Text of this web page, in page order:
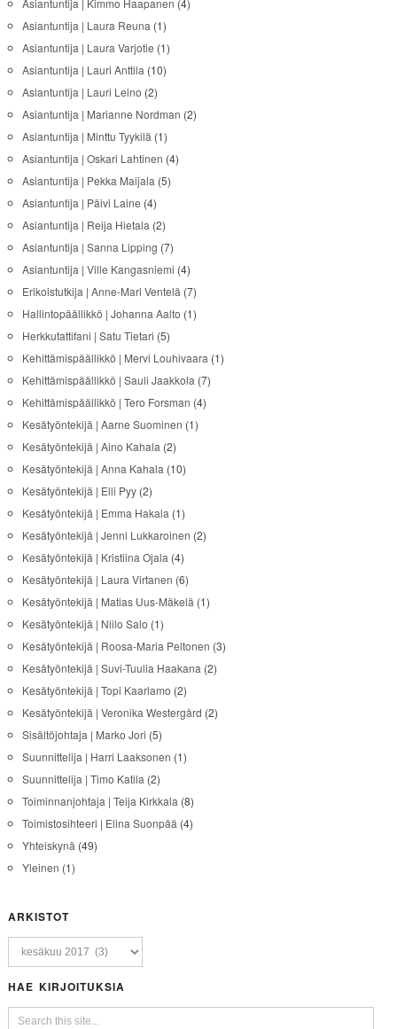
Asiantuntija | Kimmo Haapanen (4)
Asiantuntija | Laura Reuna (1)
Asiantuntija | Laura Varjotie (1)
Asiantuntija | Lauri Anttila (10)
Asiantuntija | Lauri Leino (2)
Asiantuntija | Marianne Nordman (2)
Asiantuntija | Minttu Tyykilä (1)
Asiantuntija | Oskari Lahtinen (4)
Asiantuntija | Pekka Maijala (5)
Asiantuntija | Päivi Laine (4)
Asiantuntija | Reija Hietala (2)
Asiantuntija | Sanna Lipping (7)
Asiantuntija | Ville Kangasniemi (4)
Erikoistutkija | Anne-Mari Ventelä (7)
Hallintopäällikkö | Johanna Aalto (1)
Herkkutattifani | Satu Tietari (5)
Kehittämispäällikkö | Mervi Louhivaara (1)
Kehittämispäällikkö | Sauli Jaakkola (7)
Kehittämispäällikkö | Tero Forsman (4)
Kesätyöntekijä | Aarne Suominen (1)
Kesätyöntekijä | Aino Kahala (2)
Kesätyöntekijä | Anna Kahala (10)
Kesätyöntekijä | Elli Pyy(2)
Kesätyöntekijä | Emma Hakala (1)
Kesätyöntekijä | Jenni Lukkaroinen (2)
Kesätyöntekijä | Kristiina Ojala (4)
Kesätyöntekijä | Laura Virtanen (6)
Kesätyöntekijä | Matias Uus-Mäkelä (1)
Kesätyöntekijä | Niilo Salo (1)
Kesätyöntekijä | Roosa-Maria Peltonen (3)
Kesätyöntekijä | Suvi-Tuulia Haakana (2)
Kesätyöntekijä | Topi Kaarlamo (2)
Kesätyöntekijä | Veronika Westergård (2)
Sisältöjohtaja | Marko Jori (5)
Suunnittelija | Harri Laaksonen (1)
Suunnittelija | Timo Katila (2)
Toiminnanjohtaja | Teija Kirkkala (8)
Toimistosihteeri | Elina Suonpää (4)
Yhteiskynä (49)
Yleinen (1)
ARKISTOT
HAE KIRJOITUKSIA